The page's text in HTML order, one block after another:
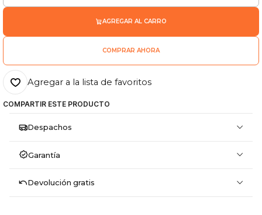
AGREGAR AL CARRO
COMPRAR AHORA
Agregar a la lista de favoritos
COMPARTIR ESTE PRODUCTO
Despachos
Garantía
Devolución gratis